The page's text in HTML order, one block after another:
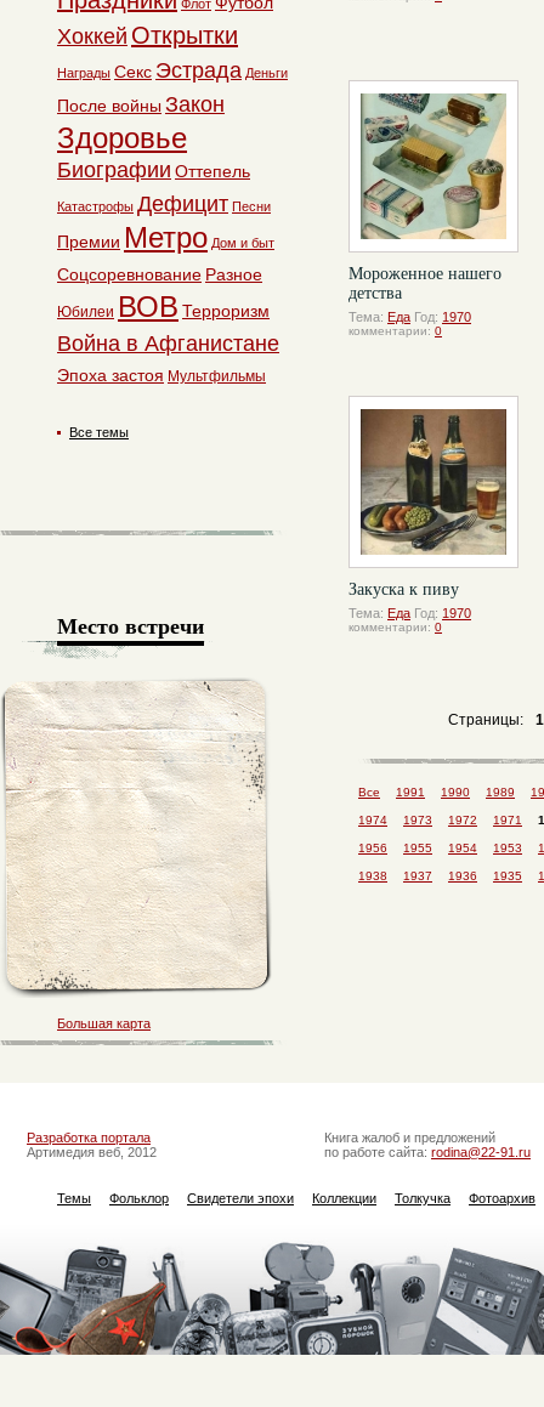
Мороженное нашего
детства
Тема: Еда Год: 1970
комментарии: 0
Закуска к пиву
Тема: Еда Год: 1970
комментарии: 0
Страницы: 1
Все 1991 1990 1989
1974 1973 1972 1971
1956 1955 1954 1953
1938 1937 1936 1935
Флот
Хоккей Открытки
Награды Секс Эстрада Деньги
После войны Закон
Здоровье
Биографии Оттепель
Катастрофы Дефицит Песни
Премии Метро Дом и быт
Соцсоревнование Разное
Юбилеи ВОВ Терроризм
Война в Афганистане
Эпоха застоя Мультфильмы
Все темы
Место встречи
Большая карта
Разработка портала
Артимедия веб, 2012
Книга жалоб и предложений
по работе сайта: rodina@22-91.ru
Темы Фольклор Свидетели эпохи Коллекции Толкучка Фотоархив